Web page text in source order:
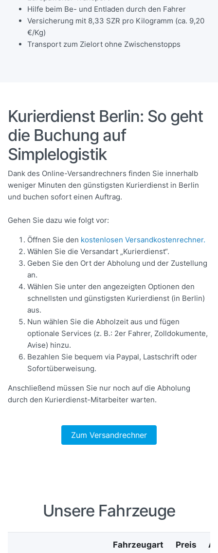
Hilfe beim Be- und Entladen durch den Fahrer
Versicherung mit 8,33 SZR pro Kilogramm (ca. 9,20
€/Kg)
Transport zum Zielort ohne Zwischenstopps
Kurierdienst Berlin: So geht
die Buchung auf
Simplelogistik
Dank des Online-Versandrechners finden Sie innerhalb
weniger Minuten den günstigsten Kurierdienst in Berlin
und buchen sofort einen Auftrag.
Gehen Sie dazu wie folgt vor:
Öffnen Sie den kostenlosen Versandkostenrechner.
Wählen Sie die Versandart „Kurierdienst“.
Geben Sie den Ort der Abholung und der Zustellung
an.
Wählen Sie unter den angezeigten Optionen den
schnellsten und günstigsten Kurierdienst (in Berlin)
aus.
Nun wählen Sie die Abholzeit aus und fügen
optionale Services (z. B.: 2er Fahrer, Zolldokumente,
Avise) hinzu.
Bezahlen Sie bequem via Paypal, Lastschrift oder
Sofortüberweisung.
Anschließend müssen Sie nur noch auf die Abholung
durch den Kurierdienst-Mitarbeiter warten.
Zum Versandrechner
Unsere Fahrzeuge
Fahrzeugart Preis